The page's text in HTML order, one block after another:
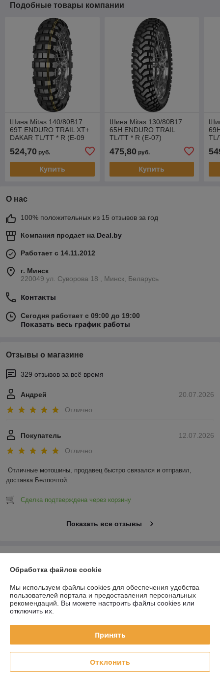
Подобные товары компании
Шина Mitas 140/80B17
69T ENDURO TRAIL XT+
DAKAR TL/TT * R (E-09
524,70 руб.
Купить
Шина Mitas 130/80B17
65H ENDURO TRAIL
TL/TT * R (E-07)
475,80руб.
Купить
О нас
100% положительных из 15 отзывов за год
Компания продает на Deal.by
Работает с 14.11.2012
г. Минск
220049 ул. Суворова 18 , Минск, Беларусь
Контакты
Сегодня работает с 09:00 до 19:00
Показать весь график работы
Отзывы о магазине
329 отзывов за всё время
20.07.2026
Андрей
Отлично
12.07.2026
Покупатель
Отлично
Отличные мотошины, продавец быстро связался и отправил,
доставка Белпочтой.
Сделка подтверждена через корзину
Показать все отзывы
Доставка и оплата
График работы
Политика обработки cookies
Обработка файлов cookie
Мы используем файлы cookies для обеспечения удобства
пользователей портала и предоставления персональных
рекомендаций. Вы можете настроить файлы cookies или
отключить их.
Принять
Отклонить